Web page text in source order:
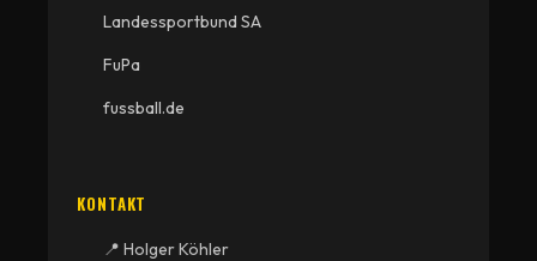
Landessportbund SA
FuPa
fussball.de
KONTAKT
📍 Holger Köhler